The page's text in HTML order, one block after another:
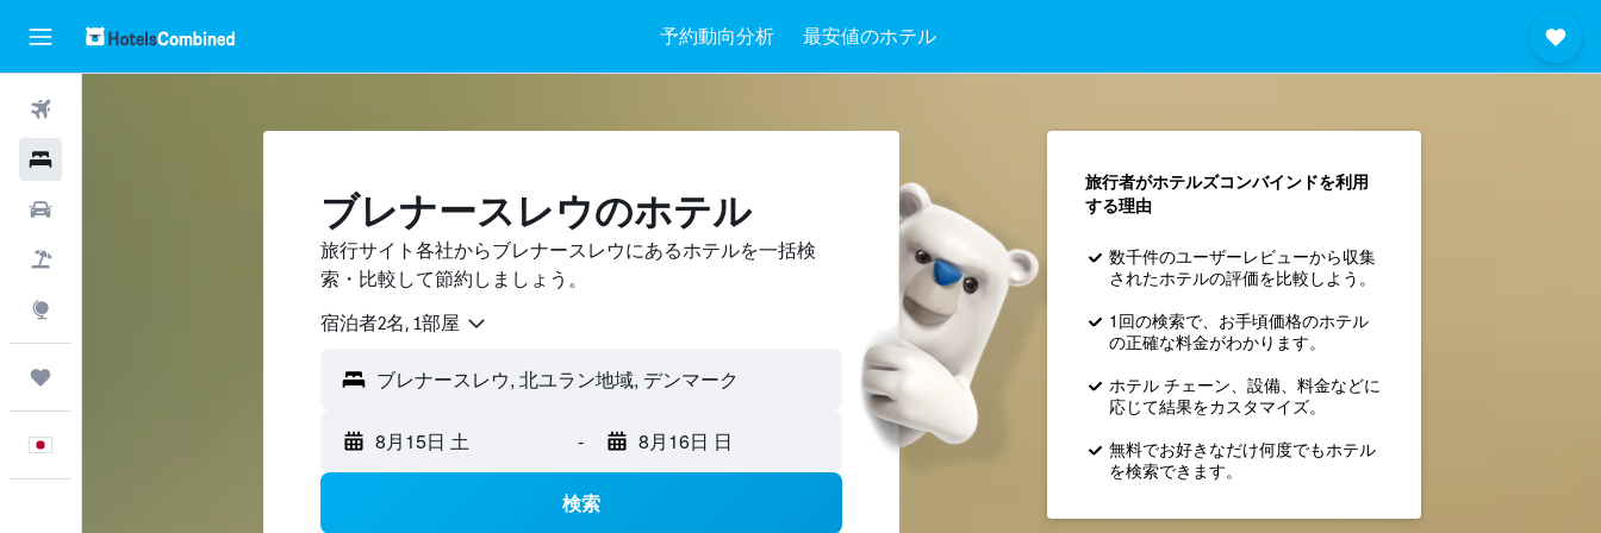
予約動向分析 最安値のホテル
ブレナースレウのホテル
旅行サイト各社からブレナースレウにあるホテルを一括検
索・比較して節約しましょう。
宿泊者2名, 1​部屋
8月15日 土 - 8月16日 日
検索
旅行者がホテルズコンバインド​を利用
する理由
数千件のユーザーレビューから収集
されたホテルの評価を比較しよう。
1回の検索で、お手頃価格のホテル
の正確な料金がわかります。
ホテル チェーン、設備、料金などに
応じて結果をカスタマイズ。
無料でお好きなだけ何度でもホテル
を検索できます。